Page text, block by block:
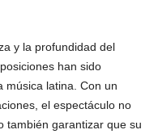
y la profundidad del
han sido
música latina. Con un
el espectáculo no
también garantizar que su